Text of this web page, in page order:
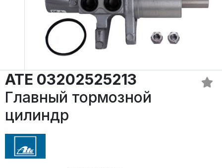
ATE 03202525213
Главный тормозной
цилиндр